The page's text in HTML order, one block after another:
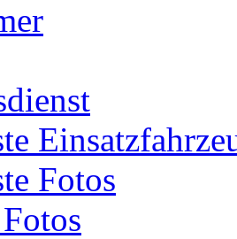
Fotos